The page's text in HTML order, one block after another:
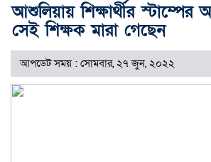
আশুলিয়ায় শিক্ষার্থীর
সেই শিক্ষক মারা গেছেন
আপডেট সময় : সোমবার, ২৭ জুন, ২০২২